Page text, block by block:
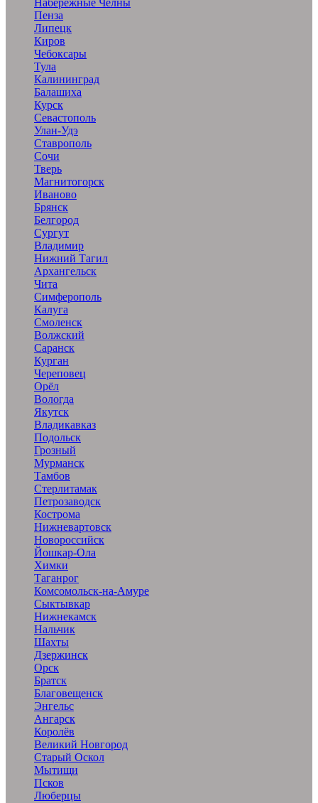
Набережные Челны
Пенза
Липецк
Киров
Чебоксары
Тула
Калининград
Балашиха
Курск
Севастополь
Улан-Удэ
Ставрополь
Сочи
Тверь
Магнитогорск
Иваново
Брянск
Белгород
Сургут
Владимир
Нижний Тагил
Архангельск
Чита
Симферополь
Калуга
Смоленск
Волжский
Саранск
Курган
Череповец
Орёл
Вологда
Якутск
Владикавказ
Подольск
Грозный
Мурманск
Тамбов
Стерлитамак
Петрозаводск
Кострома
Нижневартовск
Новороссийск
Йошкар-Ола
Химки
Таганрог
Комсомольск-на-Амуре
Сыктывкар
Нижнекамск
Нальчик
Шахты
Дзержинск
Орск
Братск
Благовещенск
Энгельс
Ангарск
Королёв
Великий Новгород
Старый Оскол
Мытищи
Псков
Люберцы